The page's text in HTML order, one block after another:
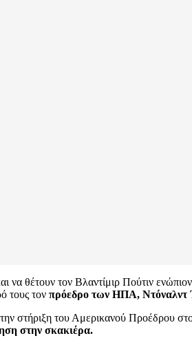
θέτουν τον Βλαντίμιρ Πούτιν
τους τον πρόεδρο των ΗΠΑ, Ντόναλντ
στήριξη του Αμερικανού Προέδρου
στην σκακιέρα.